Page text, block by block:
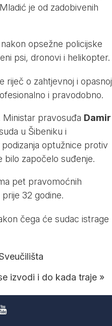
je od zadobivenih
opsežne policijske
psi, dronovi i helikopter.
riječ o zahtjevnoj i opasnoj
i pravodobno.
Ministar pravosuđa Damir
u Šibeniku i
optužnice protiv
bilo započelo suđenje.
pet pravomoćnih
32 godine.
čega će sudac istrage
izvodi i do kada traje »